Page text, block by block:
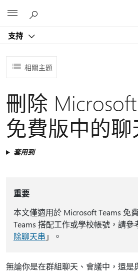
支持
相關主題
刪除
免費版中的聊
套用到
重要
本文僅適用於 Microsoft Teams 免
Teams 搭配工作或學校帳號，請參
除聊天串 」。
無論你是在群組聊天、會議中，還是